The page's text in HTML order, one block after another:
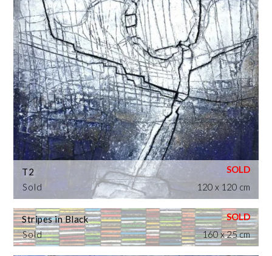
Sold
T2
120 x 120 cm
Sold
Stripes in Black
160 x 25 cm